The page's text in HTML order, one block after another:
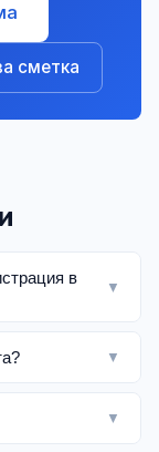
сметка
в
▼
▼
▼